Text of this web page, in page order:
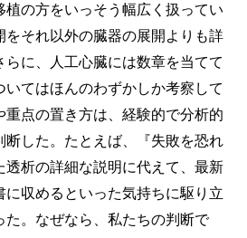
植の方をいっそう幅広く扱ってい
をそれ以外の臓器の展開よりも詳
らに、人工心臓には数章を当てて
いてはほんのわずかしか考察して
重点の置き方は、経験的で分析的
断した。たとえば、『失敗を恐れ
透析の詳細な説明に代えて、最新
に収めるといった気持ちに駆り立
た。なぜなら、私たちの判断で